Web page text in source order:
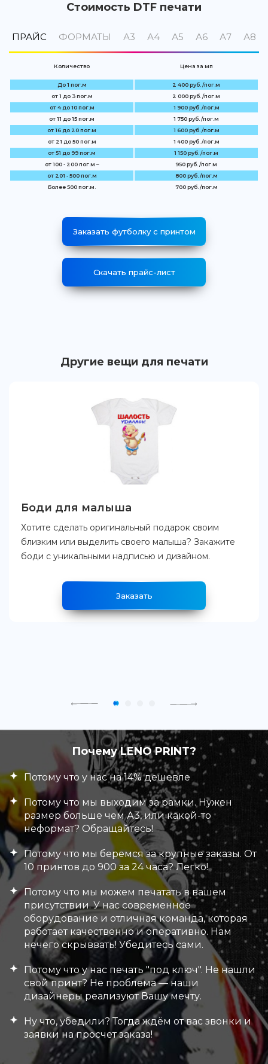
Стоимость DTF печати
ПРАЙС ФОРМАТЫ А3 А4 А5 А6 А7 А8
Количество Цена за мп
До 1 пог.м
2 400 руб. /пог.м
от 1 до 3 пог.м
2 000 руб. /пог.м
от 4 до 10 пог.м
1 900 руб. /пог.м
от 11 до 15 пог.м
1 750 руб. /пог.м
от 16 до 20 пог.м
1 600 руб. /пог.м
от 21 до 50 пог.м
1 400 руб. /пог.м
от 51 до 99 пог.м
1 150 руб. /пог.м
от 100 - 200 пог.м –
950 руб. /пог.м
от 201 - 500 пог.м
800 руб. /пог.м
Более 500 пог.м.
700 руб. /пог.м
Заказать футболку с принтом
Скачать прайс-лист
Другие вещи для печати
Боди для малыша
Хотите сделать оригинальный подарок своим
близким или выделить своего малыша? Закажите
боди с уникальными надписью и дизайном.
Заказать
Почему LENO PRINT?
Потому что у нас на 14% дешевле
Потому что мы выходим за рамки. Нужен
размер больше чем А3, или какой-то
неформат? Обращайтесь!
Потому что мы беремся за крупные заказы. От
10 принтов до 900 за 24 часа? Легко!
Потому что мы можем печатать в вашем
присутствии. У нас современное
оборудование и отличная команда, которая
работает качественно и оперативно. Нам
нечего скрыввать! Убедитесь сами.
Потому что у нас печать "под ключ". Не нашли
свой принт? Не проблема — наши
дизайнеры реализуют Вашу мечту.
Ну что, убедили? Тогда ждём от вас звонки и
заявки на просчет заказа!